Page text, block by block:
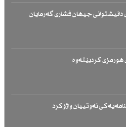
جیهان فشاری گەرمایان
هورمزی كردبێتەوە
نەوتییان واژۆكرد